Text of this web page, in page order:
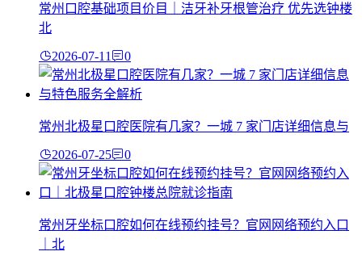
常州口腔基础项目价目｜洁牙补牙根管治疗 优先选钟楼
北
2026-07-11 0
常州北极星口腔医院有几家？一城 7 家门店详细信息与
2026-07-25 0
常州牙坐标口腔如何在线预约挂号？官网网络预约入口
｜北